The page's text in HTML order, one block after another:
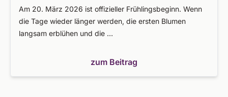
Am 20. März 2026 ist offizieller Frühlingsbeginn. Wenn
die Tage wieder länger werden, die ersten Blumen
langsam erblühen und die …
zum Beitrag